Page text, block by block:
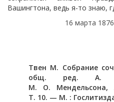
Вашингтона, ведь я-то знаю,
16 марта
Твен М. Собрание
общ. ред. А. А.
М. О.
Т. 10. — М. :